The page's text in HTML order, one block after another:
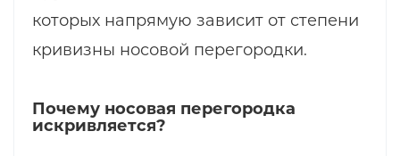
которых напрямую зависит от степени
кривизны носовой перегородки.
Почему носовая перегородка
искривляется?